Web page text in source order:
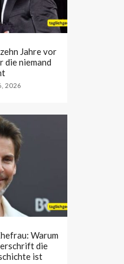
Jahre vor
die niemand
2026
Warum
die
ist